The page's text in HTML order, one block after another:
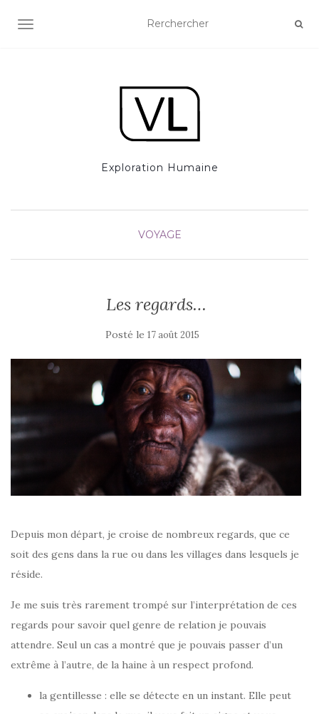
AFFICHER/MASQUER LA NAVIGATION
Exploration Humaine
VOYAGE
Les regards…
Posté le 17 août 2015
Depuis mon départ, je croise de nombreux regards, que ce
soit des gens dans la rue ou dans les villages dans lesquels je
réside.
Je me suis très rarement trompé sur l’interprétation de ces
regards pour savoir quel genre de relation je pouvais
attendre. Seul un cas a montré que je pouvais passer d’un
extrême à l’autre, de la haine à un respect profond.
la gentillesse : elle se détecte en un instant. Elle peut